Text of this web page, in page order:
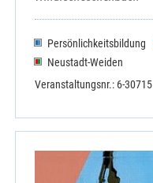
Persönlichkeitsbildung
Neustadt-Weiden
Veranstaltungsnr.: 6-30715